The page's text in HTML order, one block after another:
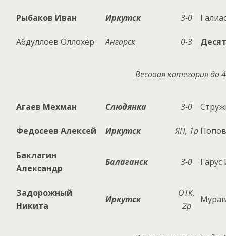
Рыбаков Иван Иркутск 3-0
Абдуллоев Оллохёр Ангарск 0-3
Весовая категория до
Агаев Мехман Слюдянка 3-0
Федосеев Алексей Иркутск ЯП, 1р
Баклагин
Александр
Балаганск 3-0 Гарус
Задорожный
Никита
Иркутск
ОТК,
2р